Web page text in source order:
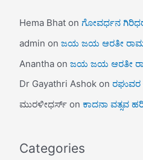
Hema Bhat on ಗೋವರ್ಧನ
admin on ಜಯ ಜಯ ಆರತೀ
Anantha on ಜಯ ಜಯ ಆರತೀ
Dr Gayathri Ashok on
ಮುರಳೀಧರ್ಸ್ on ಕಾದನಾ ವತ್ಸವ
Categories